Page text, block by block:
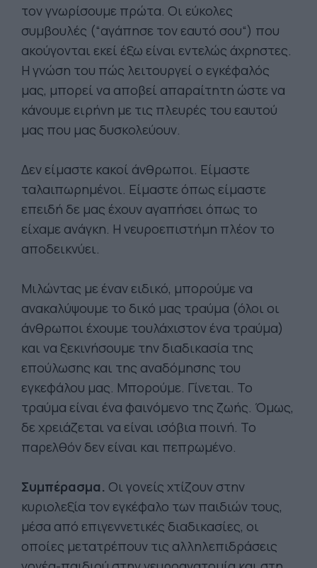
τον γνωρίσουμε πρώτα. Οι εύκολες
συμβουλές (“αγάπησε τον εαυτό σου“) που
ακούγονται εκεί έξω είναι εντελώς άχρηστες.
Η γνώση του πώς λειτουργεί ο εγκέφαλός
μας, μπορεί να αποβεί απαραίτητη ώστε να
κάνουμε ειρήνη με τις πλευρές του εαυτού
μας που μας δυσκολεύουν.
Δεν είμαστε κακοί άνθρωποι. Είμαστε
ταλαιπωρημένοι. Είμαστε όπως είμαστε
επειδή δε μας έχουν αγαπήσει όπως το
είχαμε ανάγκη. Η νευροεπιστήμη πλέον το
αποδεικνύει.
Μιλώντας με έναν ειδικό, μπορούμε να
ανακαλύψουμε το δικό μας τραύμα (όλοι οι
άνθρωποι έχουμε τουλάχιστον ένα τραύμα)
και να ξεκινήσουμε την διαδικασία της
επούλωσης και της αναδόμησης του
εγκεφάλου μας. Μπορούμε. Γίνεται. Το
τραύμα είναι ένα φαινόμενο της ζωής. Όμως,
δε χρειάζεται να είναι ισόβια ποινή. Το
παρελθόν δεν είναι και πεπρωμένο.
Συμπέρασμα. Οι γονείς χτίζουν στην
κυριολεξία τον εγκέφαλο των παιδιών τους,
μέσα από επιγεννετικές διαδικασίες, οι
οποίες μετατρέπουν τις αλληλεπιδράσεις